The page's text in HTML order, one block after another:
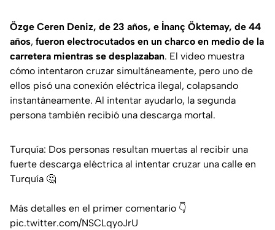
Özge Ceren Deniz, de 23 años, e İnanç Öktemay, de 44
años, fueron electrocutados en un charco en medio de la
carretera mientras se desplazaban. El video muestra
cómo intentaron cruzar simultáneamente, pero uno de
ellos pisó una conexión eléctrica ilegal, colapsando
instantáneamente. Al intentar ayudarlo, la segunda
persona también recibió una descarga mortal.
Turquía: Dos personas resultan muertas al recibir una
fuerte descarga eléctrica al intentar cruzar una calle en
Turquía 🤔
Más detalles en el primer comentario 👇
pic.twitter.com/NSCLqyoJrU